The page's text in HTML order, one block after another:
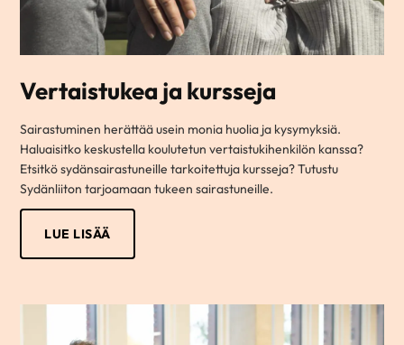
Vertaistukea ja kursseja
Sairastuminen herättää usein monia huolia ja kysymyksiä.
Haluaisitko keskustella koulutetun vertaistukihenkilön kanssa?
Etsitkö sydänsairastuneille tarkoitettuja kursseja? Tutustu
Sydänliiton tarjoamaan tukeen sairastuneille.
LUE LISÄÄ